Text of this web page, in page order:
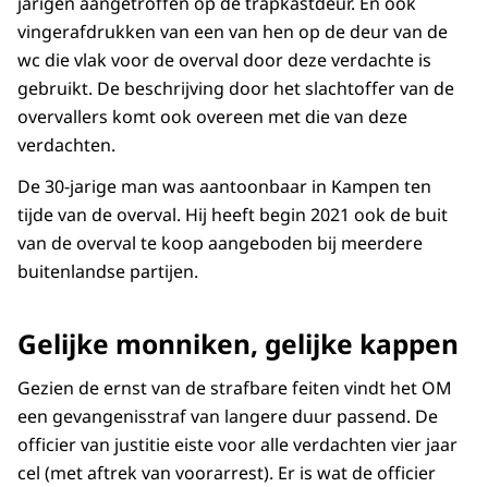
vingerafdrukken van een van hen op de deur van de
wc die vlak voor de overval door deze verdachte is
gebruikt. De beschrijving door het slachtoffer van de
overvallers komt ook overeen met die van deze
verdachten.
De 30-jarige man was aantoonbaar in Kampen ten
tijde van de overval. Hij heeft begin 2021 ook de buit
van de overval te koop aangeboden bij meerdere
buitenlandse partijen.
Gelijke monniken, gelijke kappen
Gezien de ernst van de strafbare feiten vindt het OM
een gevangenisstraf van langere duur passend. De
officier van justitie eiste voor alle verdachten vier jaar
cel (met aftrek van voorarrest). Er is wat de officier